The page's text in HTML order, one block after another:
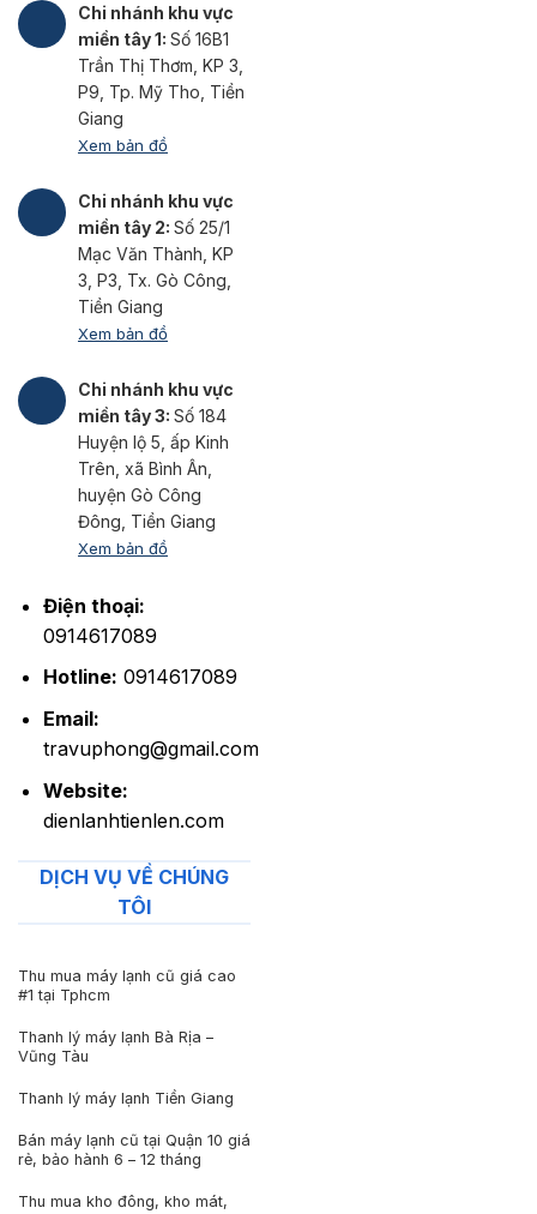
Chi nhánh khu vực
miền tây 1: Số 16B1
Trần Thị Thơm, KP 3,
P9, Tp. Mỹ Tho, Tiền
Giang
Xem bản đồ
Chi nhánh khu vực
miền tây 2: Số 25/1
Mạc Văn Thành, KP
3, P3, Tx. Gò Công,
Tiền Giang
Xem bản đồ
Chi nhánh khu vực
miền tây 3: Số 184
Huyện lộ 5, ấp Kinh
Trên, xã Bình Ân,
huyện Gò Công
Đông, Tiền Giang
Xem bản đồ
Điện thoại:
0914617089
Hotline: 0914617089
Email:
travuphong@gmail.com
Website:
dienlanhtienlen.com
DỊCH VỤ VỀ CHÚNG
TÔI
Thu mua máy lạnh cũ giá cao
#1 tại Tphcm
Thanh lý máy lạnh Bà Rịa –
Vũng Tàu
Thanh lý máy lạnh Tiền Giang
Bán máy lạnh cũ tại Quận 10 giá
rẻ, bảo hành 6 – 12 tháng
Thu mua kho đông, kho mát,